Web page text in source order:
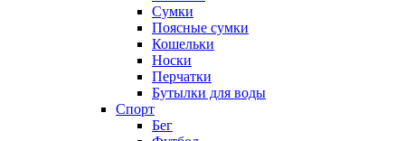
Сумки
Поясные сумки
Кошельки
Носки
Перчатки
Бутылки для воды
Спорт
Бег